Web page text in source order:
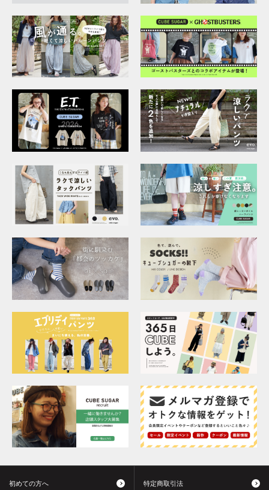
初めての方へ 特定商取引法